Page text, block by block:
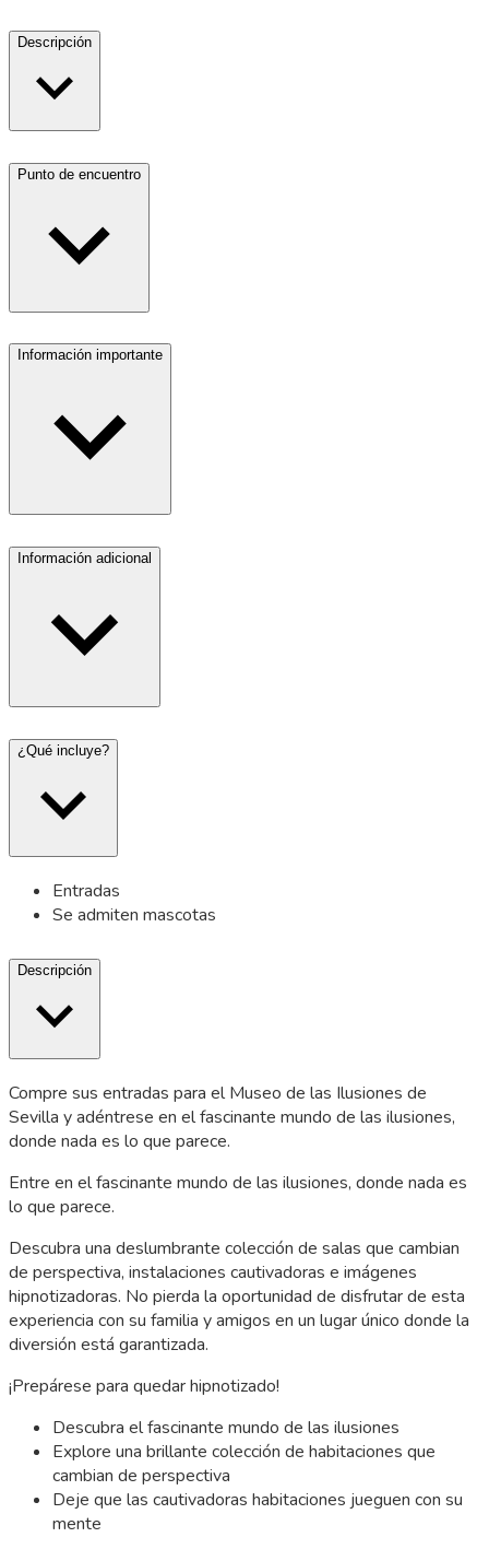
Descripción
Punto de encuentro
Información importante
Información adicional
¿Qué incluye?
Entradas
Se admiten mascotas
Descripción
Compre sus entradas para el Museo de las Ilusiones de
Sevilla y adéntrese en el fascinante mundo de las ilusiones,
donde nada es lo que parece.
Entre en el fascinante mundo de las ilusiones, donde nada es
lo que parece.
Descubra una deslumbrante colección de salas que cambian
de perspectiva, instalaciones cautivadoras e imágenes
hipnotizadoras. No pierda la oportunidad de disfrutar de esta
experiencia con su familia y amigos en un lugar único donde la
diversión está garantizada.
¡Prepárese para quedar hipnotizado!
Descubra el fascinante mundo de las ilusiones
Explore una brillante colección de habitaciones que
cambian de perspectiva
Deje que las cautivadoras habitaciones jueguen con su
mente